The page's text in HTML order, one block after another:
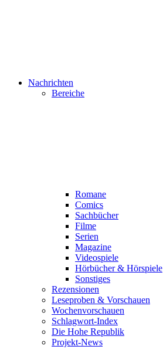
Nachrichten
Bereiche
Romane
Comics
Sachbücher
Filme
Serien
Magazine
Videospiele
Hörbücher & Hörspiele
Sonstiges
Rezensionen
Leseproben & Vorschauen
Wochenvorschauen
Schlagwort-Index
Die Hohe Republik
Projekt-News